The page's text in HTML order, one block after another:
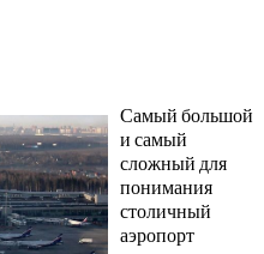
Самый большой
и самый
сложный для
понимания
столичный
аэропорт